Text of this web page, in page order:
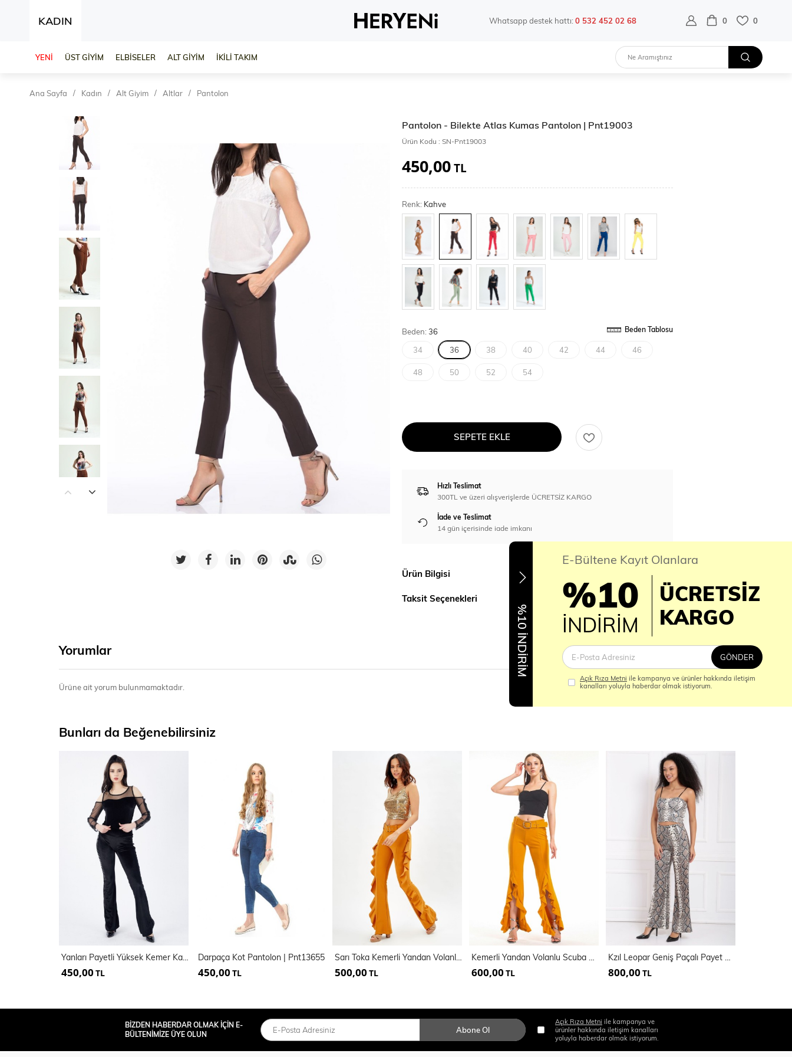
KADIN Whatsapp destek hattı:0 532 452 02 68 0 0
YENİ ÜST GİYİM ELBİSELER ALT GİYİM İKİLİ TAKIM
Ana Sayfa Kadın Alt Giyim Altlar Pantolon
Pantolon - Bilekte Atlas Kumas Pantolon | Pnt19003
Ürün Kodu : SN-Pnt19003
450,00TL
Renk: Kahve
Beden:36 Beden Tablosu
34 36 38 40 42 44 46
48 50 52 54
SEPETE EKLE
Hızlı Teslimat
300TL ve üzeri alışverişlerde ÜCRETSİZ KARGO
İade ve Teslimat
14 gün içerisinde iade imkanı
Ürün Bilgisi
Taksit Seçenekleri
Yorumlar
Ürüne ait yorum bulunmamaktadır.
Bunları da Beğenebilirsiniz
Yanları Payetli Yüksek Kemer Kadife Pantolon | Pnt32381
450,00 TL
Darpaça Kot Pantolon | Pnt13655
450,00 TL
Sarı Toka Kemerli Yandan Volanlu Scuba Krep Pantolon_Pnt32717
500,00 TL
Kemerli Yandan Volanlu Scuba Krep Pantolon_Pnt33381
600,00 TL
Kzıl Leopar Geniş Paçalı Payet Pantolon | Pnt32440
800,00 TL
%10 İNDİRİM
E-Bültene Kayıt Olanlara
%10
İNDİRİM
ÜCRETSİZ
KARGO
GÖNDER
Açık Rıza Metni ile kampanya ve ürünler hakkında iletişim
kanalları yoluyla haberdar olmak istiyorum.
BİZDEN HABERDAR OLMAK İÇİN E-
BÜLTENİMİZE ÜYE OLUN
Abone Ol
Açık Rıza Metni ile kampanya ve
ürünler hakkında iletişim kanalları
yoluyla haberdar olmak istiyorum.